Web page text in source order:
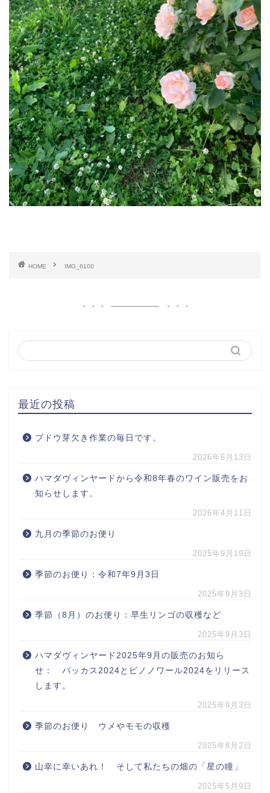
HOME IMG_6100
最近の投稿
ブドウ芽欠き作業の毎日です。
2026年6月13日
ハマダヴィンヤードから令和8年春のワイン販売をお
知らせします。
2026年4月11日
九月の季節のお便り
2025年9月19日
季節のお便り：令和7年9月3日
2025年9月3日
季節（8月）のお便り：早生リンゴの収穫など
2025年9月3日
ハマダヴィンヤード2025年9月の販売のお知ら
せ： バッカス2024とピノノワール2024をリリース
します。
2025年9月3日
季節のお便り ウメやモモの収穫
2025年8月2日
山幸に幸いあれ！ そして私たちの畑の「星の瞳」
2025年5月9日